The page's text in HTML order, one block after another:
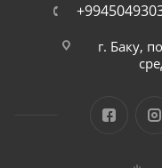
г. Баку,